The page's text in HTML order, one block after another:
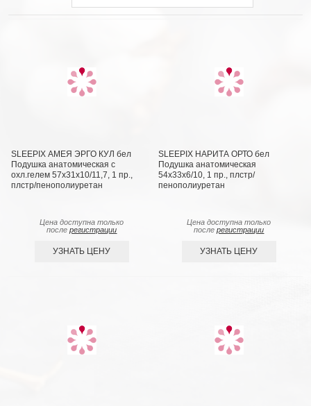
SLEEPIX АМЕЯ ЭРГО КУЛ бел
Подушка анатомическая с
охл.гелем 57х31х10/11,7, 1 пр.,
плстр/пенополиуретан
Цена доступна только
послерегистрации
УЗНАТЬ ЦЕНУ
SLEEPIX НАРИТА ОРТО бел
Подушка анатомическая
54x33x6/10, 1 пр., плстр/
пенополиуретан
Цена доступна только
послерегистрации
УЗНАТЬ ЦЕНУ